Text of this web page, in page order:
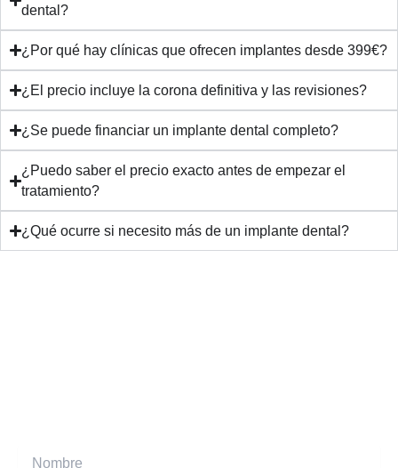
dental?
¿Por qué hay clínicas que ofrecen implantes desde 399€?
¿El precio incluye la corona definitiva y las revisiones?
¿Se puede financiar un implante dental completo?
¿Puedo saber el precio exacto antes de empezar el
tratamiento?
¿Qué ocurre si necesito más de un implante dental?